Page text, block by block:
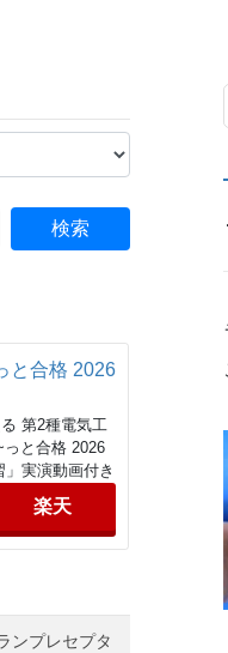
と合格 2026
第2種電気工
と合格 2026
実演動画付き
楽天
ンプレセプタ